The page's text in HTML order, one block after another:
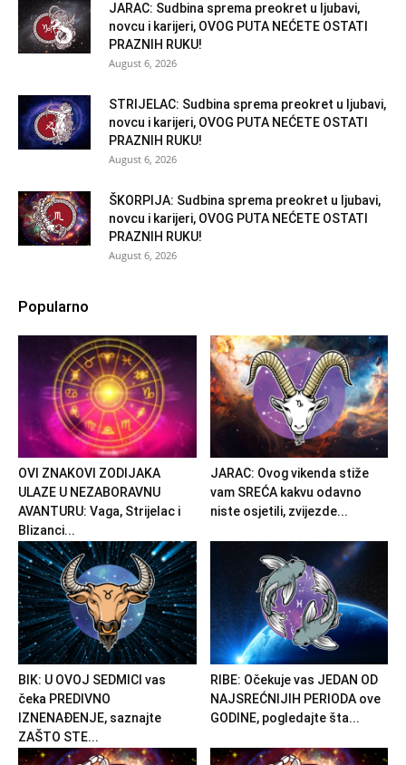
JARAC: Sudbina sprema preokret u ljubavi,
novcu i karijeri, OVOG PUTA NEĆETE OSTATI
PRAZNIH RUKU!
August 6, 2026
STRIJELAC: Sudbina sprema preokret u ljubavi,
novcu i karijeri, OVOG PUTA NEĆETE OSTATI
PRAZNIH RUKU!
August 6, 2026
ŠKORPIJA: Sudbina sprema preokret u ljubavi,
novcu i karijeri, OVOG PUTA NEĆETE OSTATI
PRAZNIH RUKU!
August 6, 2026
Popularno
OVI ZNAKOVI ZODIJAKA
ULAZE U NEZABORAVNU
AVANTURU: Vaga, Strijelac i
Blizanci...
JARAC: Ovog vikenda stiže
vam SREĆA kakvu odavno
niste osjetili, zvijezde...
BIK: U OVOJ SEDMICI vas
čeka PREDIVNO
IZNENAĐENJE, saznajte
ZAŠTO STE...
RIBE: Očekuje vas JEDAN OD
NAJSREĆNIJIH PERIODA ove
GODINE, pogledajte šta...